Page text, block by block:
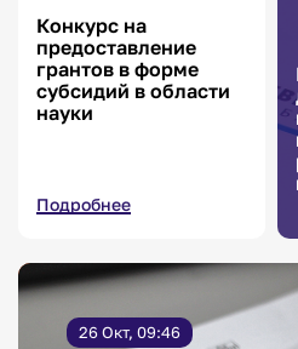
Конкурс на
предоставление
грантов в форме
субсидий в области
науки
Подробнее
26 Окт, 09:46